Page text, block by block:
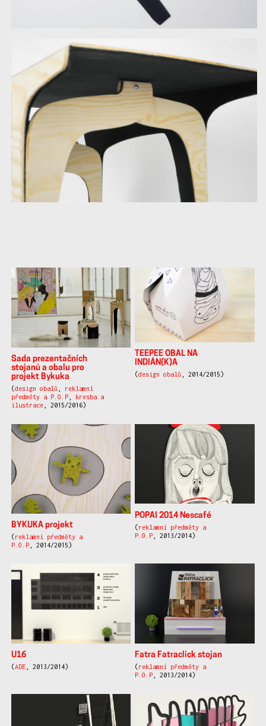
další
práce
Sada prezentačních
stojanů a obalu pro
projekt Bykuka
(design obalů,
reklamní
předměty a P.O.P,
kresba a
ilustrace, 2015/2016)
TEEPEE OBAL NA
INDIÁN(K)A
(design obalů , 2014/2015)
BYKUKA projekt
(reklamní předměty a
P.O.P, 2014/2015)
POPAI 2014 Nescafé
(reklamní předměty a
P.O.P , 2013/2014)
U16
(ADE, 2013/2014)
Fatra Fatraclick stojan
( reklamní předměty a
P.O.P , 2013/2014)